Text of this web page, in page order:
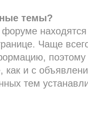
темы?
Чаще
как и с
тем